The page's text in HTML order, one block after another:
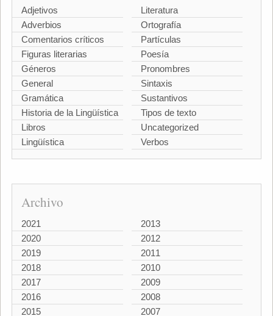
Adjetivos
Adverbios
Comentarios críticos
Figuras literarias
Géneros
General
Gramática
Historia de la Lingüística
Libros
Lingüística
Literatura
Ortografía
Partículas
Poesía
Pronombres
Sintaxis
Sustantivos
Tipos de texto
Uncategorized
Verbos
Archivo
2021
2020
2019
2018
2017
2016
2015
2013
2012
2011
2010
2009
2008
2007